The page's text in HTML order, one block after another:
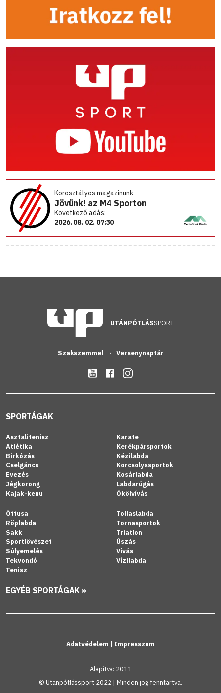
Korosztályos magazinunk
Jövünk! az M4 Sporton
Következő adás:
2026. 08. 02. 07:30
UTÁNPÓTLÁSSPORT
Szakszemmel Versenynaptár
SPORTÁGAK
Asztalitenisz
Atlétika
Birkózás
Cselgáncs
Evezés
Jégkorong
Kajak-kenu
Karate
Kerékpársportok
Kézilabda
Korcsolyasportok
Kosárlabda
Labdarúgás
Ökölvívás
Öttusa
Röplabda
Sakk
Sportlövészet
Súlyemelés
Tekvondó
Tenisz
Tollaslabda
Tornasportok
Triatlon
Úszás
Vívás
Vízilabda
EGYÉB SPORTÁGAK »
Adatvédelem | Impresszum
Alapítva: 2011
© Utanpótlássport 2022 | Minden jog fenntartva.